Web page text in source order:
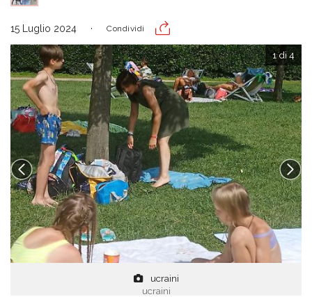
15 Luglio 2024 Condividi
ucraini
ucraini
1 di 4